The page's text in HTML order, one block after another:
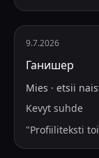
9.7.2026
Ганишер
Mies · etsii
Kevyt suhde
"Profiiliteksti